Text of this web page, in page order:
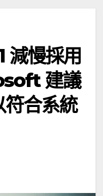
慢採用
建議
合系統